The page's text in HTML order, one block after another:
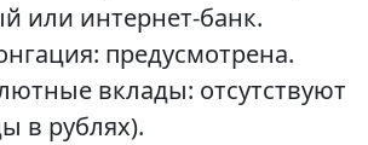
или интернет-банк.
предусмотрена.
вклады: отсутствуют
в рублях).